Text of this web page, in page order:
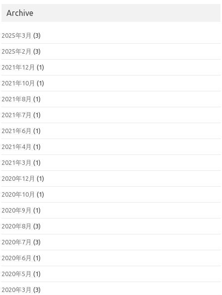
Archive
2025年3月 (3)
2025年2月 (3)
2021年12月 (1)
2021年10月 (1)
2021年8月 (1)
2021年7月 (1)
2021年6月 (1)
2021年4月 (1)
2021年3月 (1)
2020年12月 (1)
2020年10月 (1)
2020年9月 (1)
2020年8月 (3)
2020年7月 (3)
2020年6月 (1)
2020年5月 (1)
2020年3月 (3)